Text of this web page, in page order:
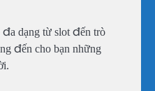
đa dạng từ slot đến trò
đến cho bạn những